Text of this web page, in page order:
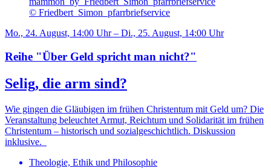
© Friedbert_Simon_pfarrbriefservice
Mo., 24. August, 14:00 Uhr – Di., 25. August, 14:00 Uhr
Reihe "Über Geld spricht man nicht?"
Selig, die arm sind?
Wie gingen die Gläubigen im frühen Christentum mit Geld um? Die
Veranstaltung beleuchtet Armut, Reichtum und Solidarität im frühen
Christentum – historisch und sozialgeschichtlich. Diskussion
inklusive.
Theologie, Ethik und Philosophie